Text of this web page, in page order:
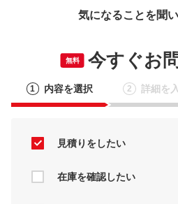
気になることを聞
無料 今すぐお
1 内容を選択 2 詳細を
見積りをしたい
在庫を確認したい